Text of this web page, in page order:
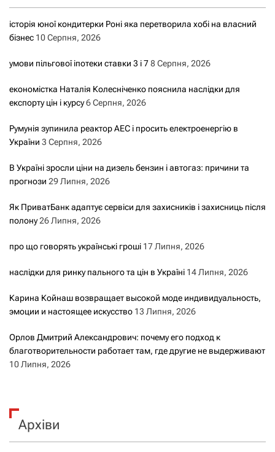
історія юної кондитерки Роні яка перетворила хобі на власний
бізнес 10 Серпня, 2026
умови пільгової іпотеки ставки 3 і 78 Серпня, 2026
економістка Наталія Колесніченко пояснила наслідки для
експорту цін і курсу6 Серпня, 2026
Румунія зупинила реактор АЕС і просить електроенергію в
України 3 Серпня, 2026
В Україні зросли ціни на дизель бензин і автогаз: причини та
прогнози 29 Липня, 2026
Як ПриватБанк адаптує сервіси для захисників і захисниць після
полону26 Липня, 2026
про що говорять українські гроші 17 Липня, 2026
наслідки для ринку пального та цін в Україні 14 Липня, 2026
Карина Койнаш возвращает высокой моде индивидуальность,
эмоции и настоящее искусство 13 Липня, 2026
Орлов Дмитрий Александрович: почему его подход к
благотворительности работает там, где другие не выдерживают
10 Липня, 2026
Архіви